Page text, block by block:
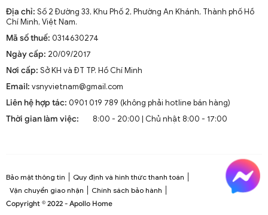
1.2. Cấu Tạo và Nguyên Lý Hoạt Động
Cấu trúc tổng thể của quạt trần cánh dài
cơ, cánh quạt, bộ điều khiển và thân quạt. Các cánh quạt
được chế tạo từ chất liệu như gỗ, kim loại hoặc
composite để đảm bảo độ bền và hiệu suất.
Nguyên lý hoạt động cơ bản
Động cơ điện làm quay các cánh quạt, tạo ra dòng không
khí tuần hoàn trong không gian phòng.
Công nghệ tiên tiến tích hợp
Địa chỉ: Số 2 Đường 33, Khu Phố 2, Phường An Khánh, Thành phố Hồ
Chí Minh, Việt Nam.
Mã số thuế: 0314630274
Ngày cấp: 20/09/2017
Nơi cấp: Sở KH và ĐT TP. Hồ Chí Minh
Email: vsnyvietnam@gmail.com
Liên hệ hợp tác: 0901 019 789 (không phải hotline bán hàng)
Thời gian làm việc:
8:00 - 20:00 | Chủ nhật 8:00 - 17:00
Bảo mật thông tin
Quy định và hình thức thanh toán
Vận chuyển giao nhận
Chính sách bảo hành
Copyright © 2022 - Apollo Home